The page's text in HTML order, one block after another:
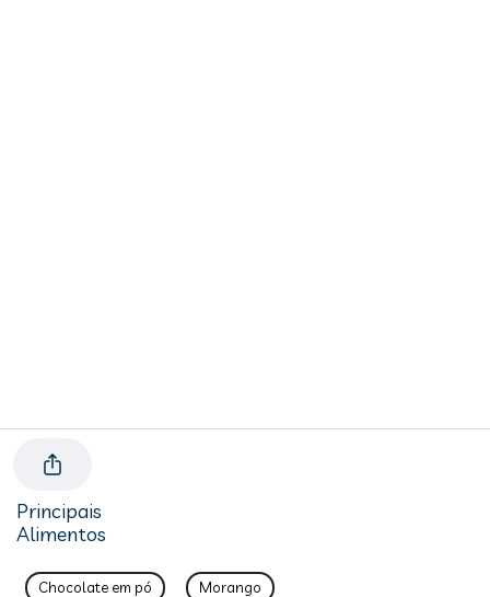
Principais
Alimentos
Chocolate em pó Morango